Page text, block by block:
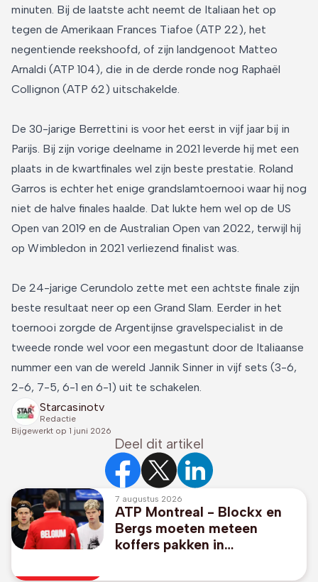
minuten. Bij de laatste acht neemt de Italiaan het op
tegen de Amerikaan Frances Tiafoe (ATP 22), het
negentiende reekshoofd, of zijn landgenoot Matteo
Arnaldi (ATP 104), die in de derde ronde nog Raphaël
Collignon (ATP 62) uitschakelde.
De 30-jarige Berrettini is voor het eerst in vijf jaar bij in
Parijs. Bij zijn vorige deelname in 2021 leverde hij met een
plaats in de kwartfinales wel zijn beste prestatie. Roland
Garros is echter het enige grandslamtoernooi waar hij nog
niet de halve finales haalde. Dat lukte hem wel op de US
Open van 2019 en de Australian Open van 2022, terwijl hij
op Wimbledon in 2021 verliezend finalist was.
De 24-jarige Cerundolo zette met een achtste finale zijn
beste resultaat neer op een Grand Slam. Eerder in het
toernooi zorgde de Argentijnse gravelspecialist in de
tweede ronde wel voor een megastunt door de Italiaanse
nummer een van de wereld Jannik Sinner in vijf sets (3-6,
2-6, 7-5, 6-1 en 6-1) uit te schakelen.
Starcasinotv
Redactie
Bijgewerkt op 1 juni 2026
Deel dit artikel
7 augustus 2026
ATP Montreal - Blockx en
Bergs moeten meteen
koffers pakken in